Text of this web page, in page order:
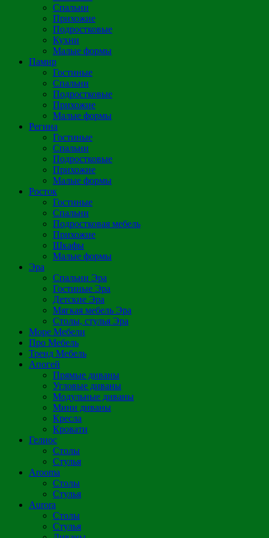
Спальни
Прихожие
Подростковые
Кухни
Малые формы
Памир
Гостиные
Спальни
Подростковые
Прихожие
Малые формы
Регина
Гостиные
Спальни
Подростковые
Прихожие
Малые формы
Росток
Гостиные
Спальни
Подростковая мебель
Прихожие
Шкафы
Малые формы
Эра
Спальни Эра
Гостиные Эра
Детские Эра
Мягкая мебель Эра
Столы, стулья Эра
Море Мебели
Про Мебель
Тренд Мебель
Апогей
Прямые диваны
Угловые диваны
Модульные диваны
Мини диваны
Кресла
Кровати
Гелиос
Столы
Стулья
Arooma
Столы
Стулья
Aurora
Столы
Стулья